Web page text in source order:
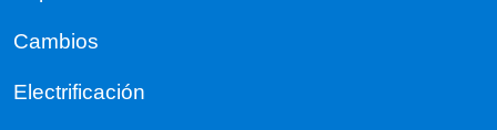
Cambios
Electrificación